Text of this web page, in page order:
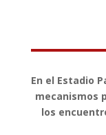
En el Estadio
mecanismos
los